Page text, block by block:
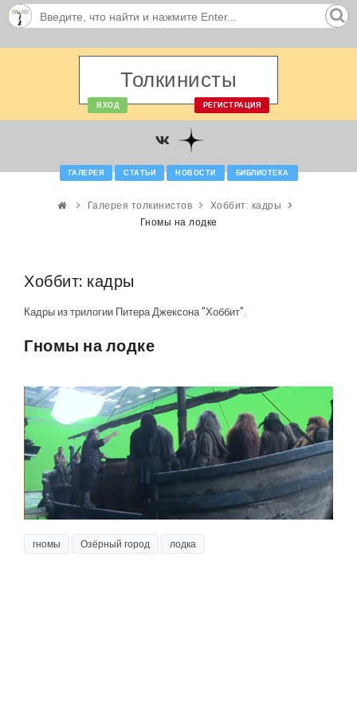
Толкинисты
ВХОД РЕГИСТРАЦИЯ
ГАЛЕРЕЯ СТАТЬИ НОВОСТИ БИБЛИОТЕКА
Галерея толкинистов
Хоббит: кадры
Гномы на лодке
Хоббит: кадры
Кадры из трилогии Питера Джексона "Хоббит".
Гномы на лодке
гномы Озёрный город лодка